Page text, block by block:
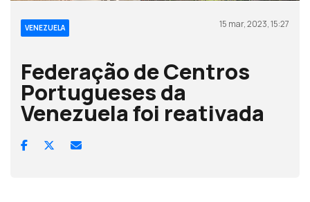
VENEZUELA 15 mar, 2023, 15:27
Federação de Centros
Portugueses da
Venezuela foi reativada